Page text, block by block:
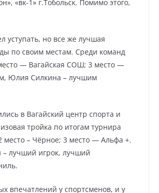
«вк-1» г.Тобольск. Помимо этого,
уступать, но все же лучшая
по своим местам. Среди команд
— Вагайская СОШ; 3 место —
Юлия Силкина – лучшим
в Вагайский центр спорта и
тройка по итогам турнира
место – Чёрное; 3 место — Альфа +.
лучший игрок, лучший
впечатлений у спортсменов, и у